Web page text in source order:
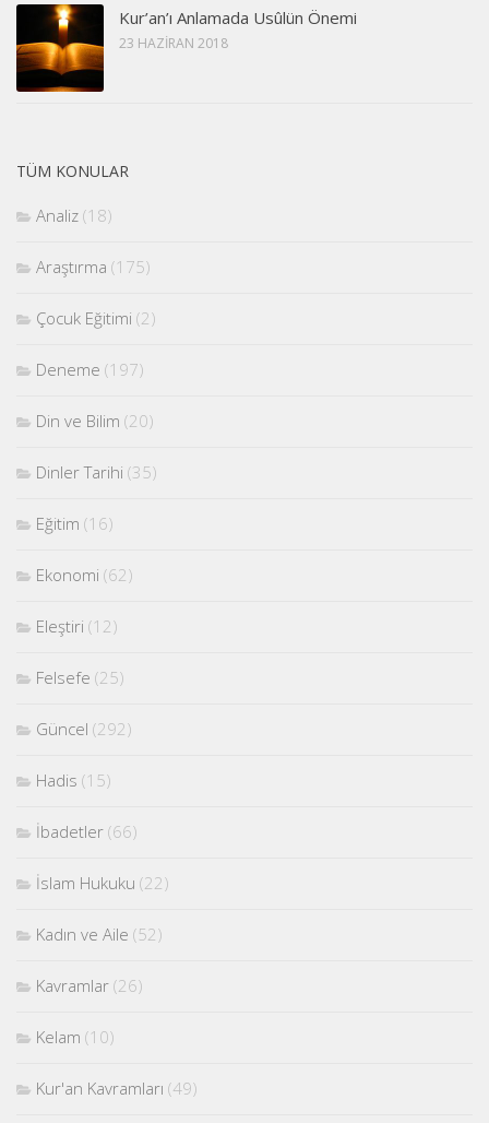
Kur’an’ı Anlamada Usûlün Önemi
23 HAZIRAN 2018
TÜM KONULAR
Analiz (18)
Araştırma (175)
Çocuk Eğitimi (2)
Deneme (197)
Din ve Bilim (20)
Dinler Tarihi (35)
Eğitim (16)
Ekonomi (62)
Eleştiri (12)
Felsefe (25)
Güncel (292)
Hadis (15)
İbadetler (66)
İslam Hukuku (22)
Kadın ve Aile (52)
Kavramlar (26)
Kelam (10)
Kur'an Kavramları (49)